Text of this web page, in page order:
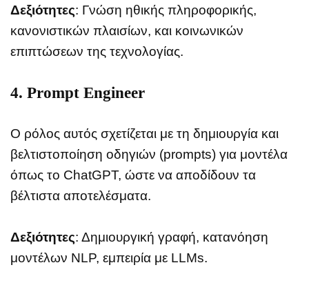
Δεξιότητες: Γνώση ηθικής πληροφορικής,
κανονιστικών πλαισίων, και κοινωνικών
επιπτώσεων της τεχνολογίας.
4. Prompt Engineer
Ο ρόλος αυτός σχετίζεται με τη δημιουργία και
βελτιστοποίηση οδηγιών (prompts) για μοντέλα
όπως το ChatGPT, ώστε να αποδίδουν τα
βέλτιστα αποτελέσματα.
Δεξιότητες: Δημιουργική γραφή, κατανόηση
μοντέλων NLP, εμπειρία με LLMs.